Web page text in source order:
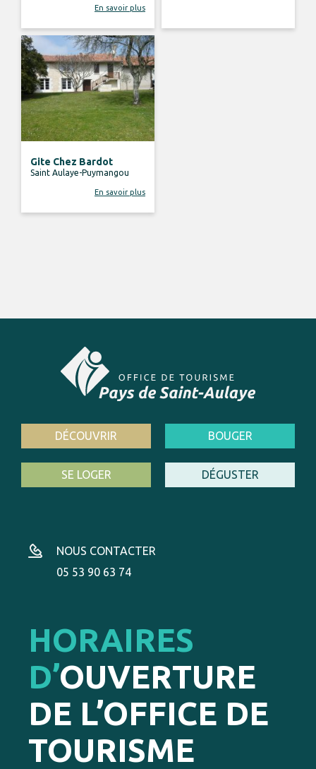
En savoir plus
Gite Chez Bardot
Saint Aulaye-Puymangou
En savoir plus
DÉCOUVRIR BOUGER
SE LOGER DÉGUSTER
NOUS CONTACTER
05 53 90 63 74
HORAIRES
D’OUVERTURE
DE L’OFFICE DE
TOURISME